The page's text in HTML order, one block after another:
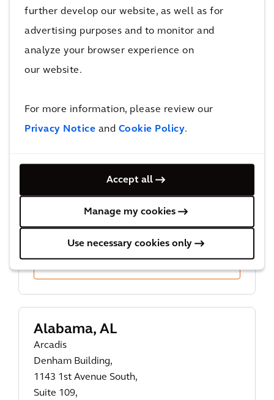
further develop our website, as well as for
advertising purposes and to monitor and
analyze your browser experience on
our website.
For more information, please review our
Privacy Notice and Cookie Policy.
Accept all
Manage my cookies
Use necessary cookies only
Envoyez-nous un courriel
12514410655
Montrer dans Google Maps
Alabama, AL
1065 North Eastern Blvd.,
Montgomery
Alabama, AL
Envoyez-nous un courriel
334 223 4644
Alabama, AL
Arcadis
Denham Building,
1143 1st Avenue South,
Suite 109,